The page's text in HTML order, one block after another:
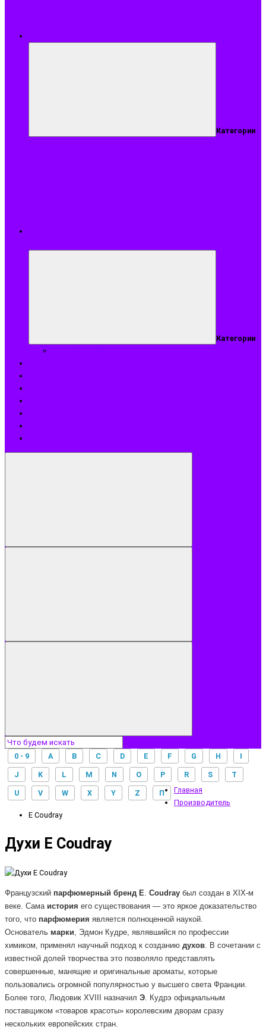
Категории
Категории
0 - 9 A B C D E F G H I
J K L M N O P R S T
U V W X Y Z П
Главная
Производитель
E Coudray
Духи E Coudray
Французский парфюмерный бренд E. Coudray был создан в XIX-м
веке. Сама история его существования — это яркое доказательство
того, что парфюмерия является полноценной наукой.
Основатель марки, Эдмон Кудре, являвшийся по профессии
химиком, применял научный подход к созданию духов. В сочетании с
известной долей творчества это позволяло представлять
совершенные, манящие и оригинальные ароматы, которые
пользовались огромной популярностью у высшего света Франции.
Более того, Людовик XVIII назначил Э. Кудрэ официальным
поставщиком «товаров красоты» королевским дворам сразу
нескольких европейских стран.